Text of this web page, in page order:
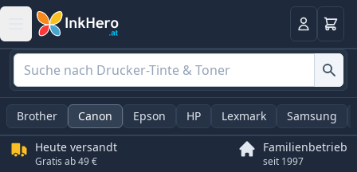
Anmelden
Brother Canon Epson HP Lexmark Samsung
Heute versandt
Gratis ab 49 €
Familienbetrieb
seit 1997